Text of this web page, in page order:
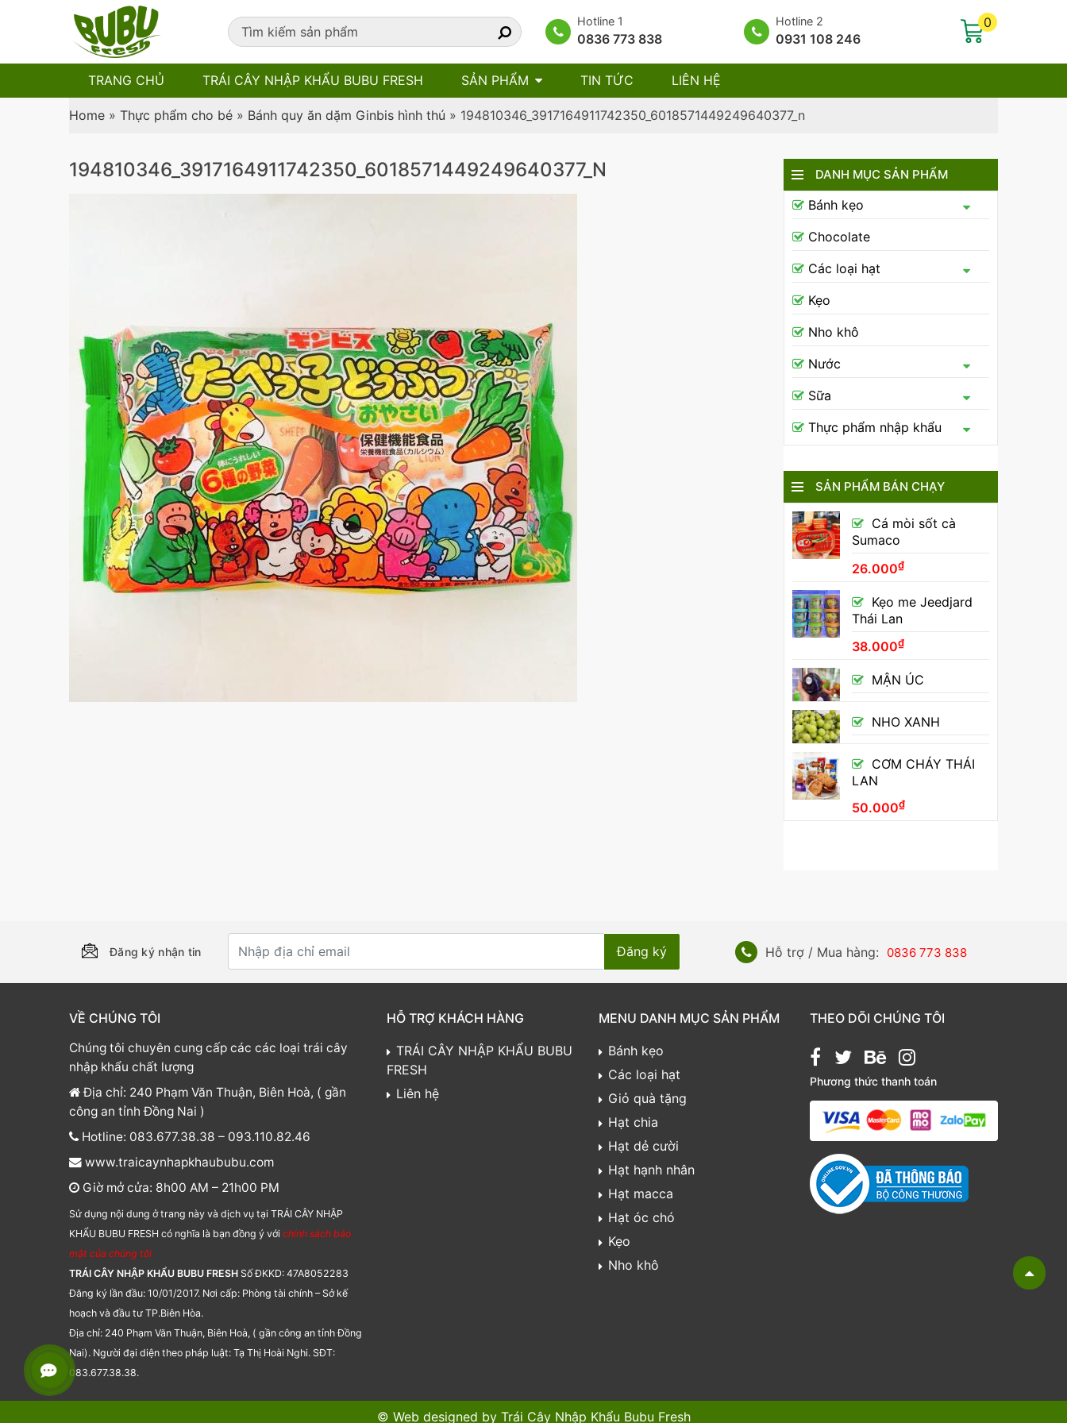
Hotline 1
0836 773 838
Hotline 2
0931 108 246
0
TRANG CHỦ TRÁI CÂY NHẬP KHẨU BUBU FRESH SẢN PHẨM TIN TỨC LIÊN HỆ
Home » Thực phẩm cho bé » Bánh quy ăn dặm Ginbis hình thú » 194810346_3917164911742350_6018571449249640377_n
194810346_3917164911742350_6018571449249640377_N DANH MỤC SẢN PHẨM
Bánh kẹo
Chocolate
Các loại hạt
Kẹo
Nho khô
Nước
Sữa
Thực phẩm nhập khẩu
SẢN PHẨM BÁN CHẠY
Cá mòi sốt cà
Sumaco
26.000₫
Kẹo me Jeedjard
Thái Lan
38.000₫
MẬN ÚC
NHO XANH
CƠM CHÁY THÁI
LAN
50.000₫
Đăng ký nhận tin Hỗ trợ / Mua hàng: 0836 773 838
VỀ CHÚNG TÔI
Chúng tôi chuyên cung cấp các các loại trái cây
nhập khẩu chất lượng
Địa chỉ: 240 Phạm Văn Thuận, Biên Hoà, ( gần
công an tỉnh Đồng Nai )
Hotline: 083.677.38.38 – 093.110.82.46
www.traicaynhapkhaububu.com
Giờ mở cửa: 8h00 AM – 21h00 PM
Sử dụng nội dung ở trang này và dịch vụ tại TRÁI CÂY NHẬP
KHẨU BUBU FRESH có nghĩa là bạn đồng ý với chính sách bảo
mật của chúng tôi
TRÁI CÂY NHẬP KHẨU BUBU FRESH Số ĐKKD: 47A8052283
Đăng ký lần đầu: 10/01/2017. Nơi cấp: Phòng tài chính – Sở kế
hoạch và đầu tư TP.Biên Hòa.
Địa chỉ: 240 Phạm Văn Thuận, Biên Hoà, ( gần công an tỉnh Đồng
Nai). Người đại diện theo pháp luật: Tạ Thị Hoài Nghi. SĐT:
083.677.38.38.
HỖ TRỢ KHÁCH HÀNG
TRÁI CÂY NHẬP KHẨU BUBU
FRESH
Liên hệ
MENU DANH MỤC SẢN PHẨM
Bánh kẹo
Các loại hạt
Giỏ quà tặng
Hạt chia
Hạt dẻ cười
Hạt hạnh nhân
Hạt macca
Hạt óc chó
Kẹo
Nho khô
THEO DÕI CHÚNG TÔI
Phương thức thanh toán
© Web designed by Trái Cây Nhập Khẩu Bubu Fresh